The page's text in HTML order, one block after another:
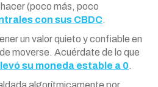
(poco más, poco
con sus CBDC.
un valor quieto y confiable en
moverse. Acuérdate de lo que
su moneda estable a 0.
algorítmicamente por